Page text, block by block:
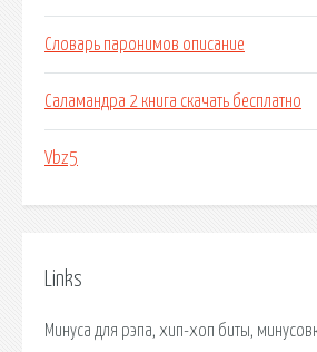
Словарь паронимов описание
Саламандра 2 книга скачать бесплатно
Vbz5
Links
Минуса для рэпа, хип-хоп биты,